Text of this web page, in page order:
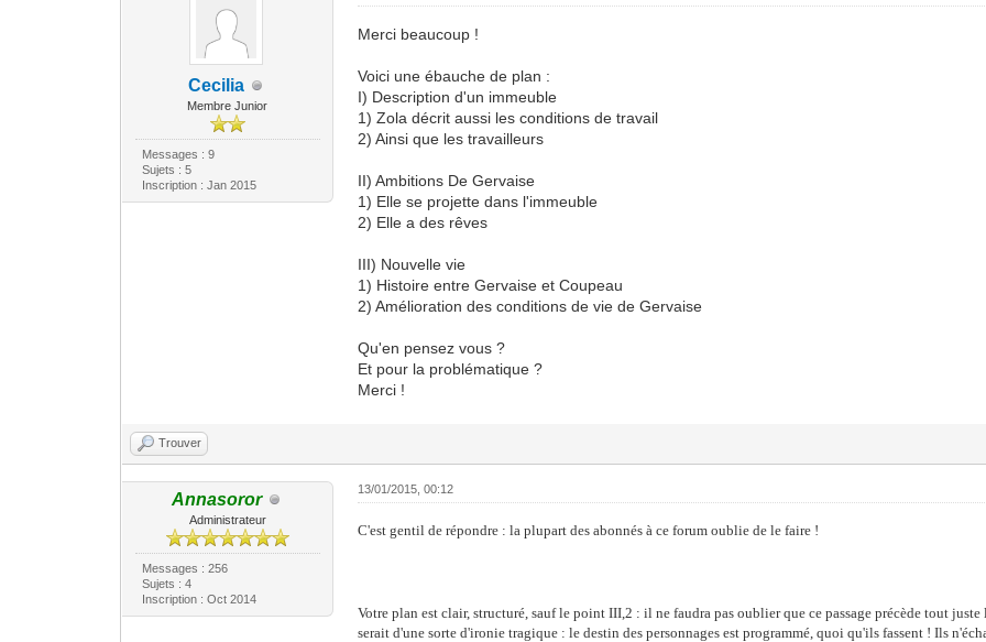
Cecilia
Membre Junior
Messages : 9
Sujets : 5
Inscription : Jan 2015
Merci beaucoup !
Voici une ébauche de plan :
I) Description d'un immeuble
1) Zola décrit aussi les conditions de travail
2) Ainsi que les travailleurs
II) Ambitions De Gervaise
1) Elle se projette dans l'immeuble
2) Elle a des rêves
III) Nouvelle vie
1) Histoire entre Gervaise et Coupeau
2) Amélioration des conditions de vie de Gervaise
Qu'en pensez vous ?
Et pour la problématique ?
Merci !
Trouver
Annasoror
Administrateur
Messages : 256
Sujets : 4
Inscription : Oct 2014
13/01/2015, 00:12
C'est gentil de répondre : la plupart des abonnés à ce forum oublie de le faire !
Votre plan est clair, structuré, sauf le point III,2 : il ne faudra pas oublier que ce passage précède tout
serait d'une sorte d'ironie tragique : le destin des personnages est programmé, quoi qu'ils fassent ! Ils